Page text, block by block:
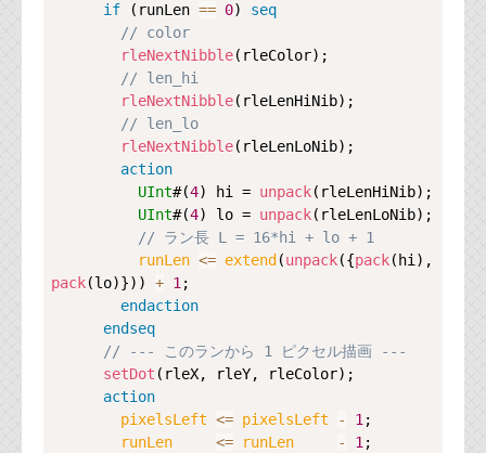
if (runLen == 0) seq
// color
rleNextNibble(rleColor);
// len_hi
rleNextNibble(rleLenHiNib);
// len_lo
rleNextNibble(rleLenLoNib);
action
UInt#(4) hi = unpack(rleLenHiNib);
UInt#(4) lo = unpack(rleLenLoNib);
// ラン長 L = 16*hi + lo + 1
runLen <= extend (unpack({pack
pack(lo)})) + 1;
endaction
endseq
// --- このランから 1 ピクセル描画 ---
setDot (rleX, rleY, rleColor);
action
pixelsLeft <= pixelsLeft - 1;
runLen <= runLen - 1;